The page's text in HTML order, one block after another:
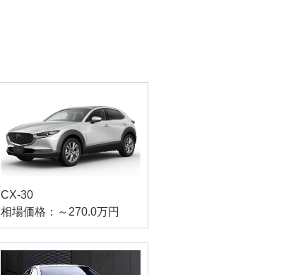
CX-30
相場価格：～270.0万円